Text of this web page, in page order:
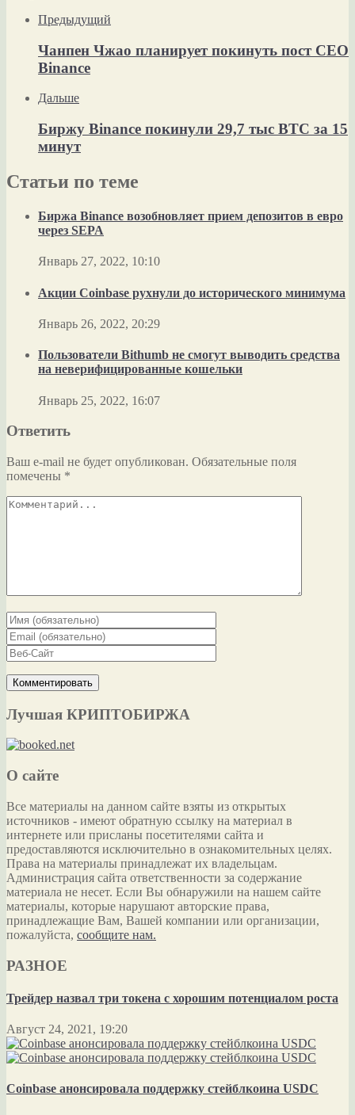
Предыдущий
Чанпен Чжао планирует покинуть пост CEO
Binance
Дальше
Биржу Binance покинули 29,7 тыс BTC за 15
минут
Статьи по теме
Биржа Binance возобновляет прием депозитов в евро
через SEPA
Январь 27, 2022, 10:10
Акции Coinbase рухнули до исторического минимума
Январь 26, 2022, 20:29
Пользователи Bithumb не смогут выводить средства
на неверифицированные кошельки
Январь 25, 2022, 16:07
Ответить
Ваш e-mail не будет опубликован. Обязательные поля
помечены *
Лучшая КРИПТОБИРЖА
О сайте
Все материалы на данном сайте взяты из открытых
источников - имеют обратную ссылку на материал в
интернете или присланы посетителями сайта и
предоставляются исключительно в ознакомительных целях.
Права на материалы принадлежат их владельцам.
Администрация сайта ответственности за содержание
материала не несет. Если Вы обнаружили на нашем сайте
материалы, которые нарушают авторские права,
принадлежащие Вам, Вашей компании или организации,
пожалуйста, сообщите нам.
РАЗНОЕ
Трейдер назвал три токена с хорошим потенциалом роста
Август 24, 2021, 19:20
Coinbase анонсировала поддержку стейблкоина USDC